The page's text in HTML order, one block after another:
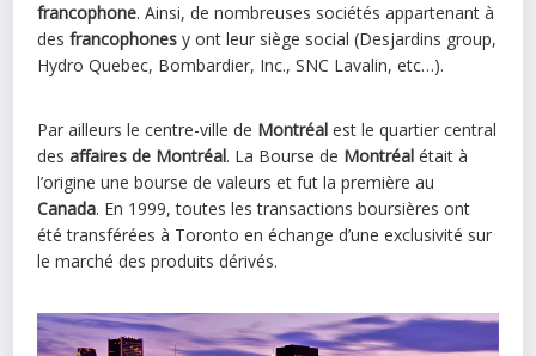
francophone. Ainsi, de nombreuses sociétés appartenant à
desfrancophones y ont leur siège social (Desjardins group,
Hydro Quebec, Bombardier, Inc., SNC Lavalin, etc…).
Par ailleurs le centre-ville de Montréal est le quartier central
desaffaires de Montréal. La Bourse de Montréal était à
l’origine une bourse de valeurs et fut la première au
Canada. En 1999, toutes les transactions boursières ont
été transférées à Toronto en échange d’une exclusivité sur
le marché des produits dérivés.